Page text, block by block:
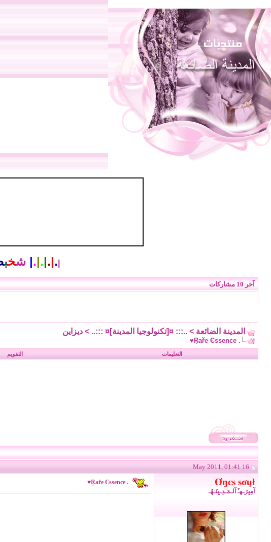
.
|
.
|
.
|
.
| شخب
آخر 10 مشاركات
المدينة الضائعة > ..::: ¤[تكنولوجيا المدينة]¤ :::.. > ديزاين
. Ŗaře Єssence♥
التعليمات التقويم
Ơŋєѕ ѕσųł
آمِيِرَـهـٌ آلـمَـدِـيِنَـهٌـ
. Ŗaře Єssence♥